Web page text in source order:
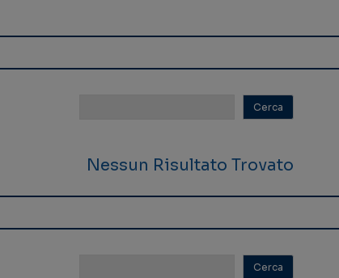
Nessun Risultato Trovato